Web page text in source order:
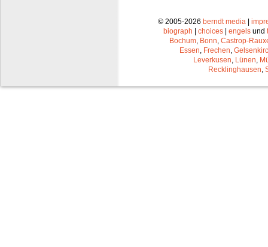
© 2005-2026 berndt media |
biograph | choices | engels und
Bochum Bonn Castrop-
Essen Frechen
Leverkusen Lünen
Recklinghausen